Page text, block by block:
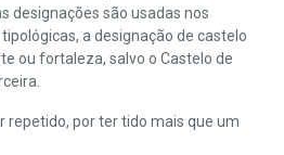
designações são usadas nos
a designação de castelo
ou fortaleza, salvo o Castelo de
por ter tido mais que um